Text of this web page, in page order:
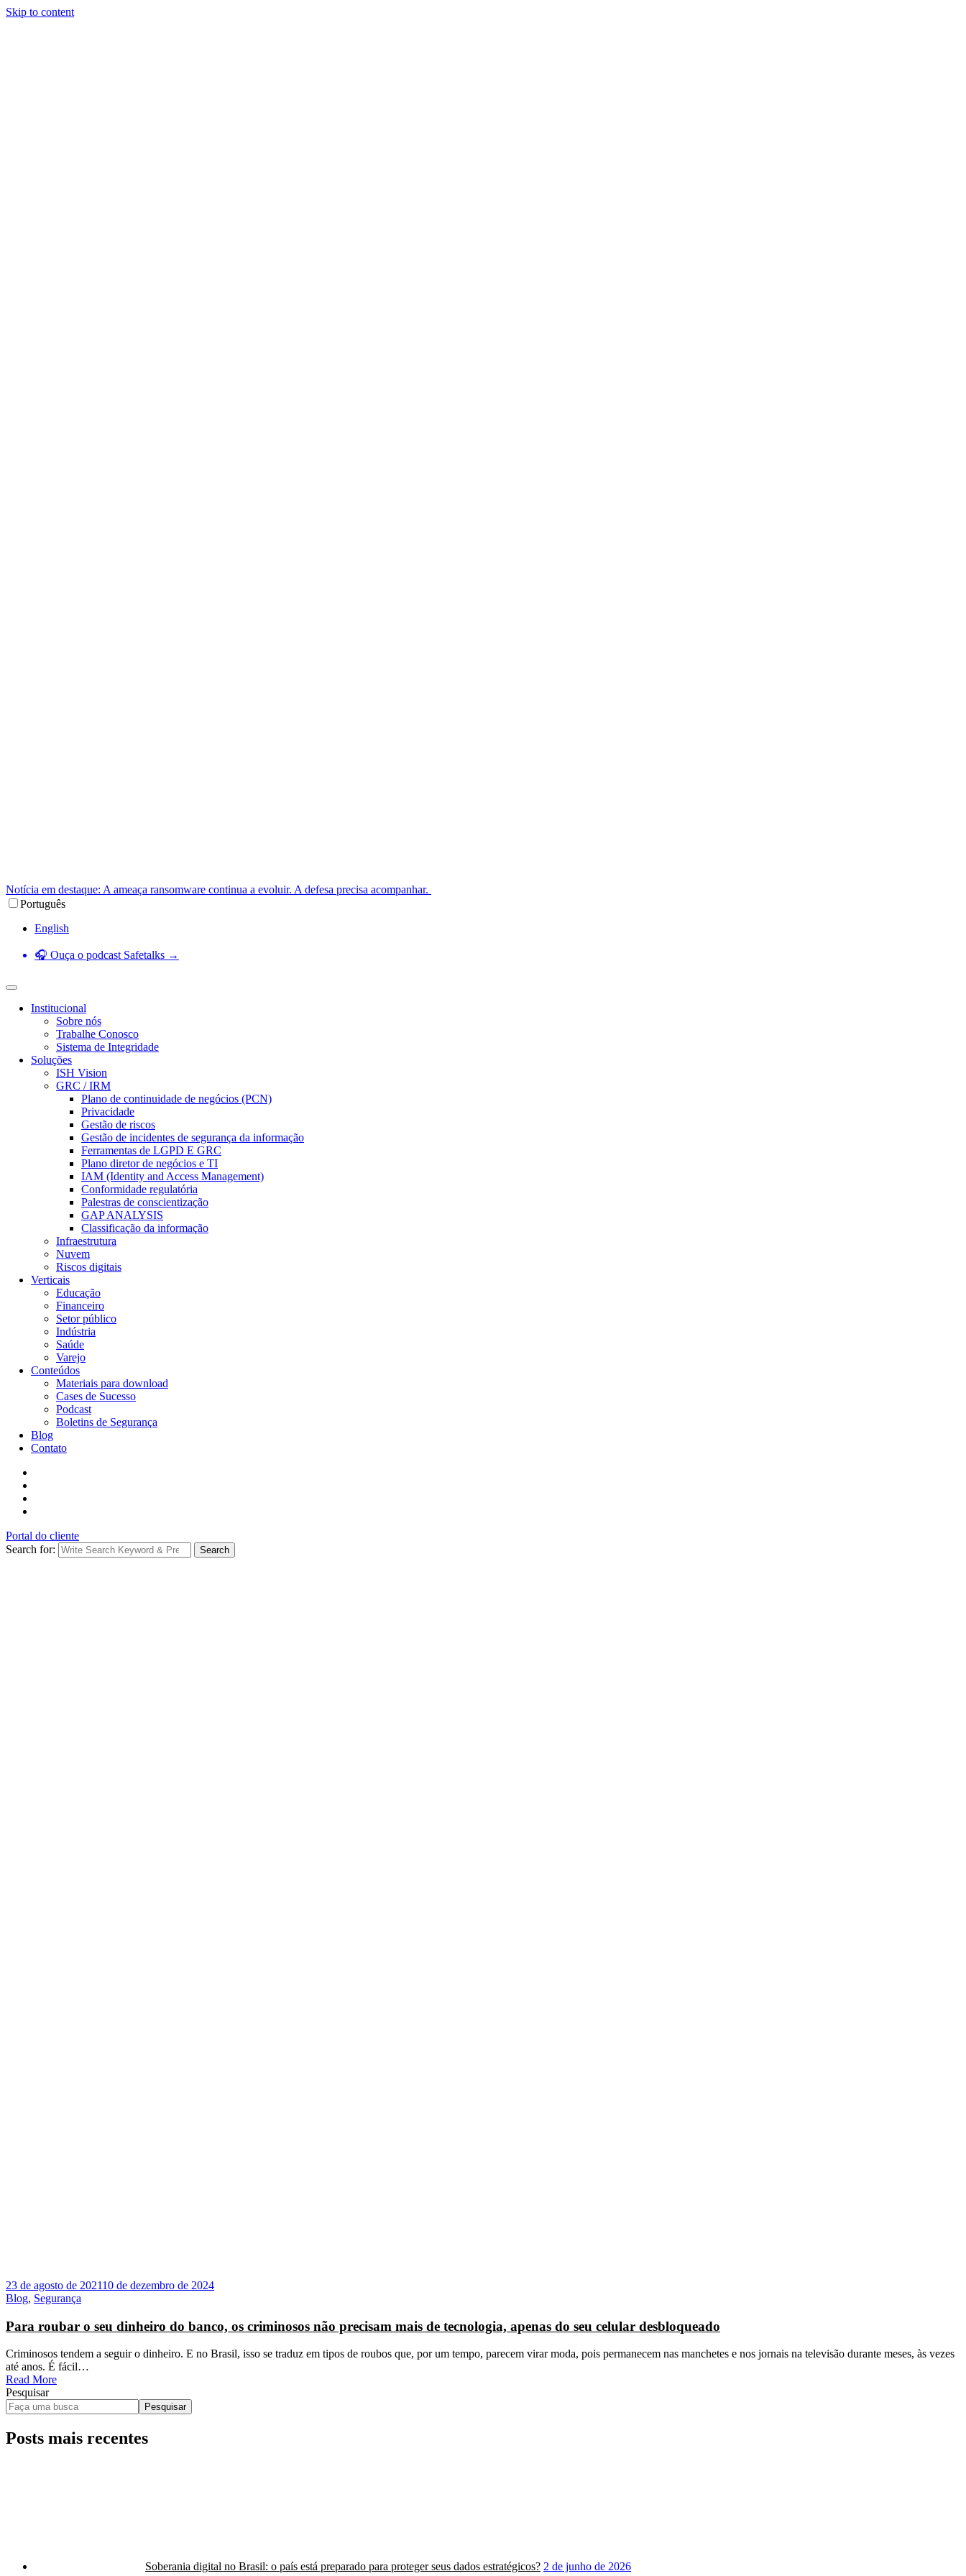
Skip to content
Notícia em destaque: A ameaça ransomware continua a evoluir. A defesa precisa acompanhar.
Português
English
🎧 Ouça o podcast Safetalks →
Institucional
Sobre nós
Trabalhe Conosco
Sistema de Integridade
Soluções
ISH Vision
GRC / IRM
Plano de continuidade de negócios (PCN)
Privacidade
Gestão de riscos
Gestão de incidentes de segurança da informação
Ferramentas de LGPD E GRC
Plano diretor de negócios e TI
IAM (Identity and Access Management)
Conformidade regulatória
Palestras de conscientização
GAP ANALYSIS
Classificação da informação
Infraestrutura
Nuvem
Riscos digitais
Verticais
Educação
Financeiro
Setor público
Indústria
Saúde
Varejo
Conteúdos
Materiais para download
Cases de Sucesso
Podcast
Boletins de Segurança
Blog
Contato
Portal do cliente
Search for:
Search
23 de agosto de 202110 de dezembro de 2024
Blog, Segurança
Para roubar o seu dinheiro do banco, os criminosos não precisam mais de tecnologia, apenas do seu celular desbloqueado
Criminosos tendem a seguir o dinheiro. E no Brasil, isso se traduz em tipos de roubos que, por um tempo, parecem virar moda, pois permanecem nas manchetes e nos jornais na televisão durante meses, às vezes
até anos. É fácil…
Read More
Pesquisar
Pesquisar
Posts mais recentes
Soberania digital no Brasil: o país está preparado para proteger seus dados estratégicos? 2 de junho de 2026